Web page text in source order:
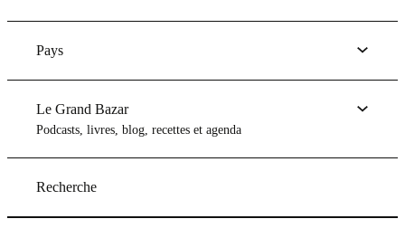
Pays
Le Grand Bazar
Podcasts, livres, blog, recettes et agenda
Recherche